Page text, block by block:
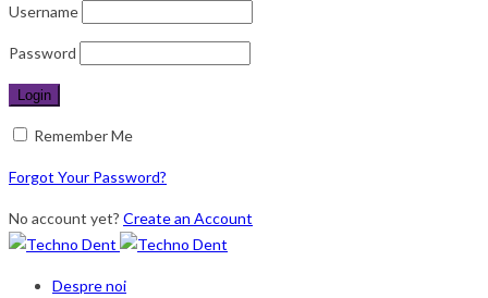
Username
Password
Remember Me
Forgot Your Password?
No account yet? Create an Account
Despre noi